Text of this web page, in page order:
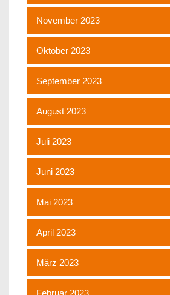
November 2023
Oktober 2023
September 2023
August 2023
Juli 2023
Juni 2023
Mai 2023
April 2023
März 2023